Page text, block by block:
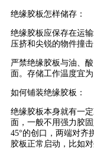
绝缘胶板怎样储存：
绝缘胶板应保存在运
压挤和尖锐的物件撞击
严禁绝缘胶板与油、
面。存储工作温度宜
如何铺装绝缘胶板：
绝缘胶板本身就有一
面，一般不用强力胶
45°的创口，两端对齐
胶板正常启动，比如